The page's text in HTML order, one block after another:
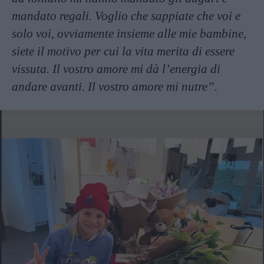
mandato regali. Voglio che sappiate che voi e
solo voi, ovviamente insieme alle mie bambine,
siete il motivo per cui la vita merita di essere
vissuta. Il vostro amore mi dà l’energia di
andare avanti. Il vostro amore mi nutre”.